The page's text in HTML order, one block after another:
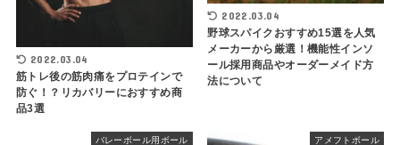
2022.03.04
筋トレ後の筋肉痛をプロテインで
防ぐ！？リカバリーにおすすめ商
品3選
2022.03.04
野球スパイクおすすめ15選を人気
メーカーから厳選！機能性インソ
ール採用商品やオーダーメイド方
法について
バレーボール用ボール アメフトボール